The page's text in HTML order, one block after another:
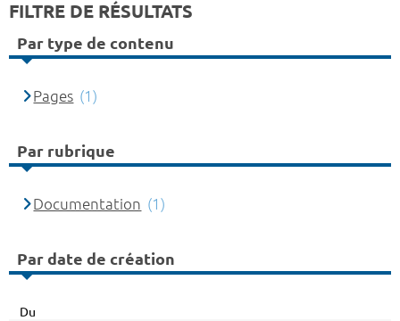
FILTRE DE RÉSULTATS
Par type de contenu
Pages (1)
Par rubrique
Documentation (1)
Par date de création
Du